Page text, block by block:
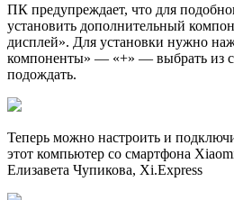
ПК предупреждает, что для
установить дополнительный
дисплей». Для установки нужно
компоненты» — «+» — выбрать из
подождать.
Теперь можно настроить и
этот компьютер со смартфона
Елизавета Чупикова, Xi.Express